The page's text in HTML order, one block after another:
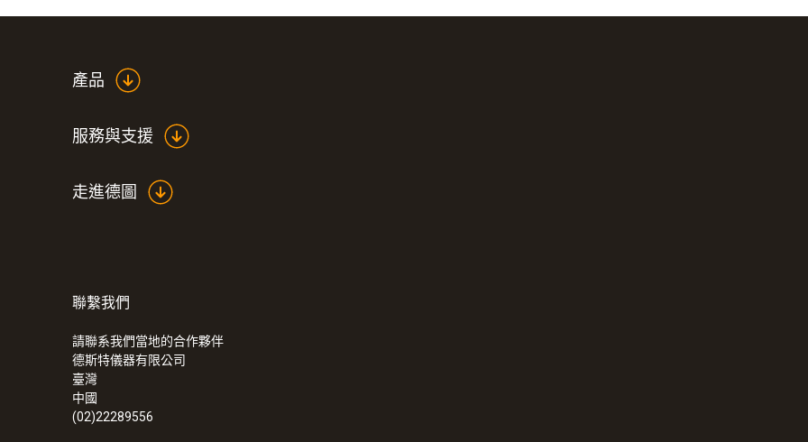
產品
服務與支援
走進德圖
聯繫我們
請聯系我們當地的合作夥伴
德斯特儀器有限公司
臺灣
中國
(02)22289556